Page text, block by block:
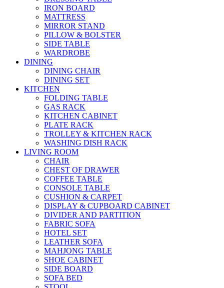
IRON BOARD
MATTRESS
MIRROR STAND
PILLOW & BOLSTER
SIDE TABLE
WARDROBE
DINING
DINING CHAIR
DINING SET
KITCHEN
FOLDING TABLE
GAS RACK
KITCHEN CABINET
PLATE RACK
TROLLEY & KITCHEN RACK
WASHING DISH RACK
LIVING ROOM
CHAIR
CHEST OF DRAWER
COFFEE TABLE
CONSOLE TABLE
CUSHION & CARPET
DISPLAY & CUPBOARD CABINET
DIVIDER AND PARTITION
FABRIC SOFA
HOTEL SET
LEATHER SOFA
MAHJONG TABLE
SHOE CABINET
SIDE BOARD
SOFA BED